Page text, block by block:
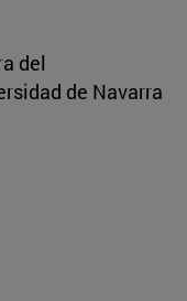
del
de Navarra